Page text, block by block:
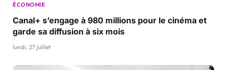
ÉCONOMIE
Canal+ s’engage à 980 millions pour le cinéma et
garde sa diffusion à six mois
lundi, 27 juillet